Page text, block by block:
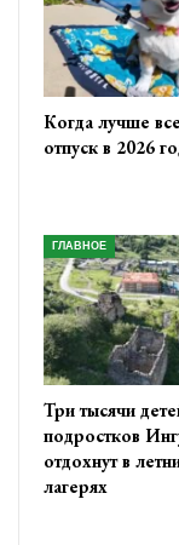
Когда лучше
отпуск в 2026
ГЛАВНОЕ
Три тысячи
подростков
отдохнут в
лагерях